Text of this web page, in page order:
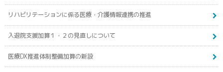
リハビリテーションに係る医療・介護情報連携の推進
入退院支援加算１・２の見直しについて
医療DX推進体制整備加算の新設